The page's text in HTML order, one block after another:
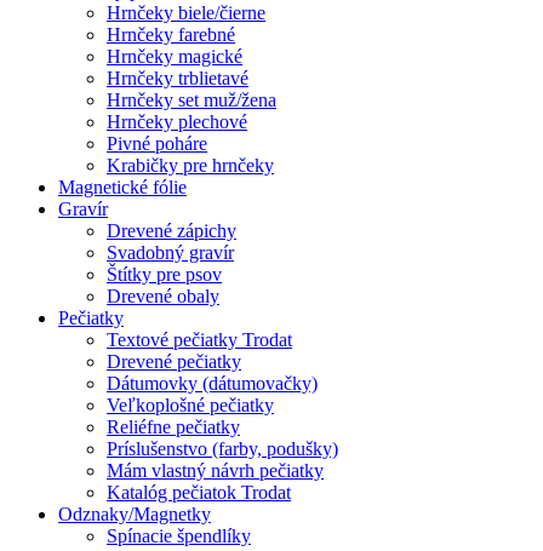
Hrnčeky biele/čierne
Hrnčeky farebné
Hrnčeky magické
Hrnčeky trblietavé
Hrnčeky set muž/žena
Hrnčeky plechové
Pivné poháre
Krabičky pre hrnčeky
Magnetické fólie
Gravír
Drevené zápichy
Svadobný gravír
Štítky pre psov
Drevené obaly
Pečiatky
Textové pečiatky Trodat
Drevené pečiatky
Dátumovky (dátumovačky)
Veľkoplošné pečiatky
Reliéfne pečiatky
Príslušenstvo (farby, podušky)
Mám vlastný návrh pečiatky
Katalóg pečiatok Trodat
Odznaky/Magnetky
Spínacie špendlíky